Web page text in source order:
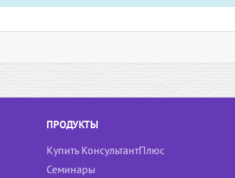
ПРОДУКТЫ
Купить КонсультантПлюс
Семинары